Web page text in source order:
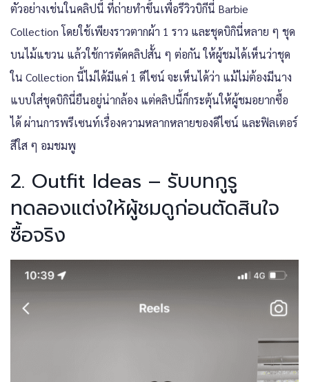
ตัวอย่างเช่นในคลิปนี้ ที่ถ่ายทำขึ้นเพื่อรีวิวบิกีนี่ Barbie
Collection โดยใช้เพียงราวตากผ้า 1 ราว และชุดบิกินี่หลาย ๆ ชุด
บนไม้แขวน แล้วใช้การตัดคลิปสั้น ๆ ต่อกัน ให้ผู้ชมได้เห็นว่าชุด
ใน Collection นี้ไม่ได้มีแค่ 1 ดีไซน์ จะเห็นได้ว่า แม้ไม่ต้องมีนาง
แบบใส่ชุดบิกินี่ยืนอยู่น่ากล้อง แต่คลิปนี้ก็กระตุ้นให้ผู้ชมอยากซื้อ
ได้ ผ่านการพรีเซนท์เรื่องความหลากหลายของดีไซน์ และฟิลเตอร์
สีใส ๆ อมชมพู
2. Outfit Ideas – รับบทกูรู
ทดลองแต่งให้ผู้ชมดูก่อนตัดสินใจ
ซื้อจริง